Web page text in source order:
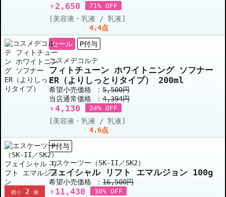
￥ 2,650 71% OFF
[美容液・乳液 / 乳液]
4.4点
セール
P付与
コスメデコルテ
フィトチューン ホワイトニング ソフナー
ER（よりしっとりタイプ） 200ml
希望小売価格 ： 5,500円
当店通常価格 ： 4,394円
￥ 4,130 24% OFF
[美容液・乳液 / 乳液]
4.6点
残り 2 個
P付与
エスケーツー（SK-II／SK2）
フェイシャル リフト エマルジョン 100g
希望小売価格 ： 16,500円
￥ 11,430 30% OFF